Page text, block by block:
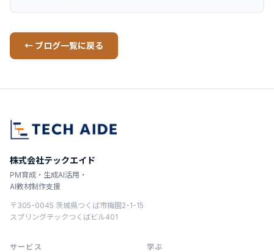
← ブログ一覧に戻る
株式会社テックエイド
PM育成・生成AI活用・
AI教材制作支援
〒305-0045 茨城県つくば市梅園2-1-15
スプリングテックつくばビル401
サービス 学ぶ